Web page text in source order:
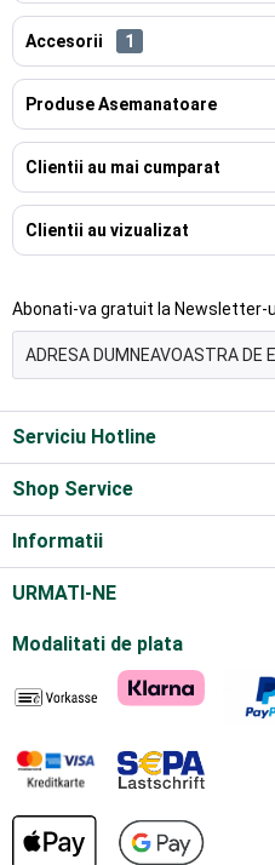
Accesorii 1
Produse Asemanatoare
Clientii au mai cumparat
Clientii au vizualizat
Abonati-va gratuit la
Serviciu Hotline
Shop Service
Informatii
URMATI-NE
Modalitati de plata